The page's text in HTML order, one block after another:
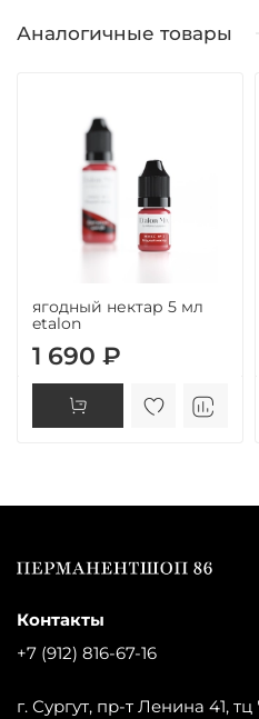
Аналогичные товары
ягодный нектар 5 мл
etalon
1 690 ₽
Контакты
+7 (912) 816-67-16
г. Сургут, пр-т Ленина 41,